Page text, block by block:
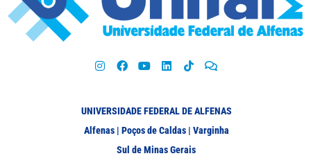
Acesso à informação
Legislação
UNIVERSIDADE FEDERAL DE ALFENAS
Alfenas | Poços de Caldas | Varginha
Sul de Minas Gerais